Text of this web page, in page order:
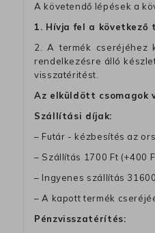
A követendő lépések a
1. Hívja fel a következő
2. A termék cseréjéhez
rendelkezésre álló
visszatéritést.
Az elküldött csomagok
Szállítási díjak:
– Futár - kézbesítés az
– Szállítás 1700 Ft (+400
– Ingyenes szállítás
– A kapott termék
Pénzvisszatérítés: